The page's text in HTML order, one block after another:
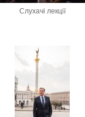
Слухачі лекції